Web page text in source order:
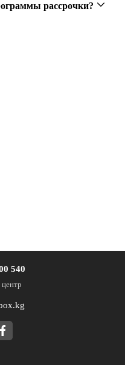
рассрочки?
540